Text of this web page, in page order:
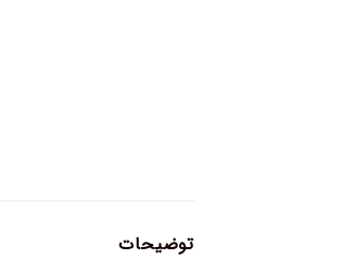
توضیحات